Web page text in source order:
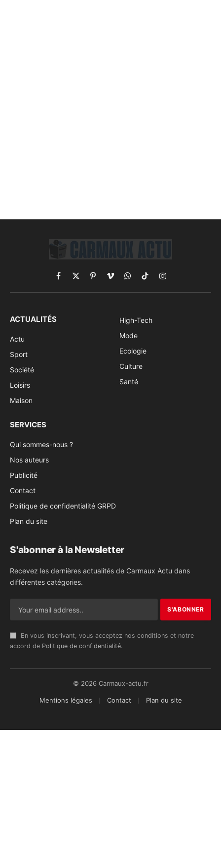
Facebook
X
(Twitter)
PinterestVimeoWhatsApp
TikTokInstagram
ACTUALITÉS
Actu
Sport
Société
Loisirs
Maison
High-Tech
Mode
Ecologie
Culture
Santé
SERVICES
Qui sommes-nous ?
Nos auteurs
Publicité
Contact
Politique de confidentialité GRPD
Plan du site
S'abonner à la Newsletter
Recevez les dernières actualités de Carmaux Actu dans
différentes catégories.
En vous inscrivant, vous acceptez nos conditions et notre
accord de Politique de confidentialité.
© 2026 Carmaux-actu.fr
Mentions légales Contact Plan du site